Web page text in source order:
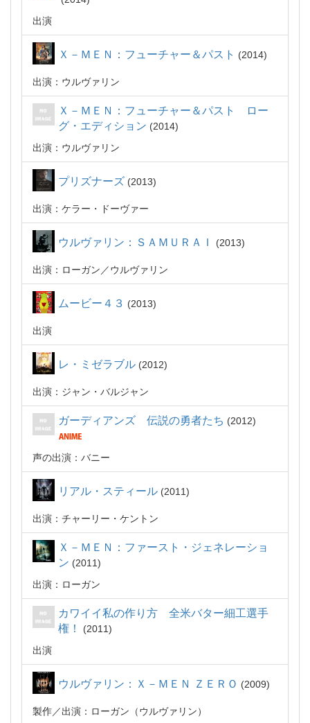
出演
Ｘ－ＭＥＮ：フューチャー＆パスト 2014
出演：ウルヴァリン
Ｘ－ＭＥＮ：フューチャー＆パスト ロー
グ・エディション
2014
出演：ウルヴァリン
プリズナーズ 2013
出演：ケラー・ドーヴァー
ウルヴァリン：ＳＡＭＵＲＡＩ 2013
出演：ローガン／ウルヴァリン
ムービー４３ 2013
出演
レ・ミゼラブル 2012
出演：ジャン・バルジャン
ガーディアンズ 伝説の勇者たち 2012
声の出演：バニー
リアル・スティール 2011
出演：チャーリー・ケントン
Ｘ－ＭＥＮ：ファースト・ジェネレーショ
ン
2011
出演：ローガン
カワイイ私の作り方 全米バター細工選手
権！
2011
出演
ウルヴァリン：Ｘ－ＭＥＮ ＺＥＲＯ 2009
製作 出演：ローガン（ウルヴァリン）